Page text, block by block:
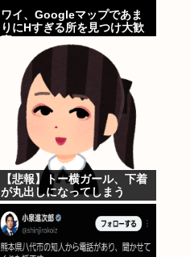
ワイ、Googleマップであま
りにΗすぎる所を見つけ大歓
【悲報】トー横ガール、下着
が丸出しになってしまう
www